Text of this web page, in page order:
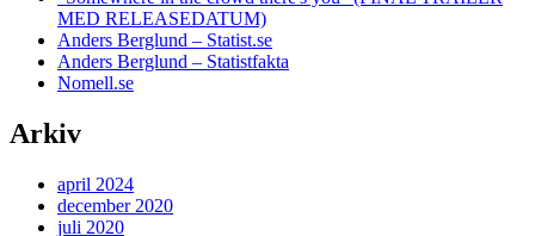
MED RELEASEDATUM)
Anders Berglund – Statist.se
Anders Berglund – Statistfakta
Nomell.se
Arkiv
april 2024
december 2020
juli 2020